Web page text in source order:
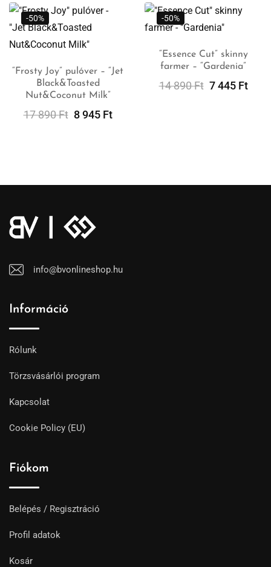
-50%
Kosárba
Teszem
“Frosty Joy” pulóver – “Jet
Black&Toasted
Nut&Coconut Milk”
17 890Ft 8 945 Ft
-50%
Opciók
Választása
“Essence Cut” skinny
farmer – “Gardenia”
14 890Ft 7 445 Ft
info@bvonlineshop.hu
Információ
Rólunk
Törzsvásárlói program
Kapcsolat
Cookie Policy (EU)
Fiókom
Belépés / Regisztráció
Profil adatok
Kosár